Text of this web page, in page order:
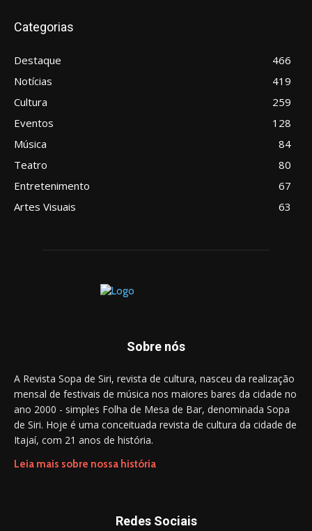
Categorias
Destaque
466
Notícias
419
Cultura
259
Eventos
128
Música
84
Teatro
80
Entretenimento
67
Artes Visuais
63
Sobre nós
A Revista Sopa de Siri, revista de cultura, nasceu da realização
mensal de festivais de música nos maiores bares da cidade no
ano 2000 - simples Folha de Mesa de Bar, denominada Sopa
de Siri. Hoje é uma conceituada revista de cultura da cidade de
Itajaí, com 21 anos de história.
Leia mais sobre nossa história
Redes Sociais